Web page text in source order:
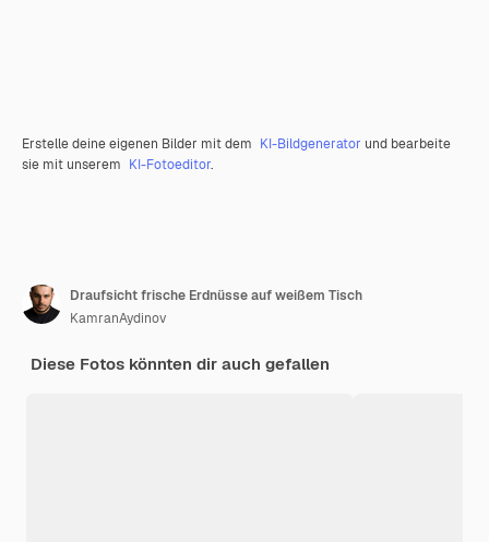
Erstelle deine eigenen Bilder mit dem KI-Bildgenerator und bearbeite
sie mit unserem KI-Fotoeditor.
Draufsicht frische Erdnüsse auf weißem Tisch
KamranAydinov
Diese Fotos könnten dir auch gefallen